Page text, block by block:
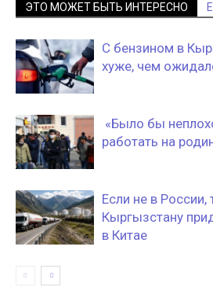
ЭТО МОЖЕТ БЫТЬ ИНТЕРЕСНО
С бензином в
хуже, чем
«Было бы
работать на
Если не в
Кыргызстану
в Китае